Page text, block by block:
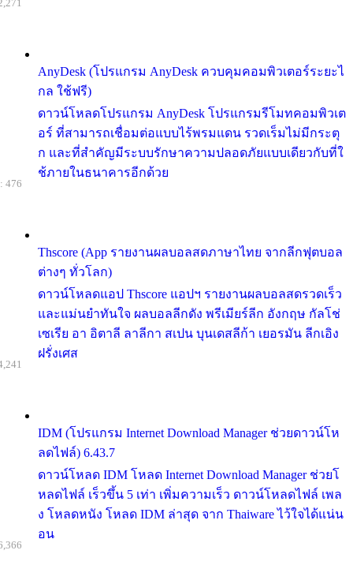
AnyDesk (โปรแกรม AnyDesk ควบคุมคอมพิวเตอร์ระยะไ
กล ใช้ฟรี)
ดาวน์โหลดโปรแกรม AnyDesk โปรแกรมรีโมทคอมพิวเต
อร์ ที่สามารถเชื่อมต่อแบบไร้พรมแดน รวดเร็มไม่มีกระตุ
ก และที่สำคัญมีระบบรักษาความปลอดภัยแบบเดียวกับที่ใ
ช้ภายในธนาคารอีกด้วย
Thscore (App รายงานผลบอลสดภาษาไทย จากลีกฟุตบอล
ต่างๆ ทั่วโลก)
ดาวน์โหลดแอป Thscore แอปฯ รายงานผลบอลสดรวดเร็ว
และแม่นยำทันใจ ผลบอลลีกดัง พรีเมียร์ลีก อังกฤษ กัลโช่
เซเรีย อา อิตาลี ลาลีกา สเปน บุนเดสลีก้า เยอรมัน ลีกเอิง
ฝรั่งเศส
476
IDM (โปรแกรม Internet Download Manager ช่วยดาวน์โห
ลดไฟล์) 6.43.7
ดาวน์โหลด IDM โหลด Internet Download Manager ช่วยโ
หลดไฟล์ เร็วขึ้น 5 เท่า เพิ่มความเร็ว ดาวน์โหลดไฟล์ เพล
ง โหลดหนัง โหลด IDM ล่าสุด จาก Thaiware ไว้ใจได้แน่น
อน